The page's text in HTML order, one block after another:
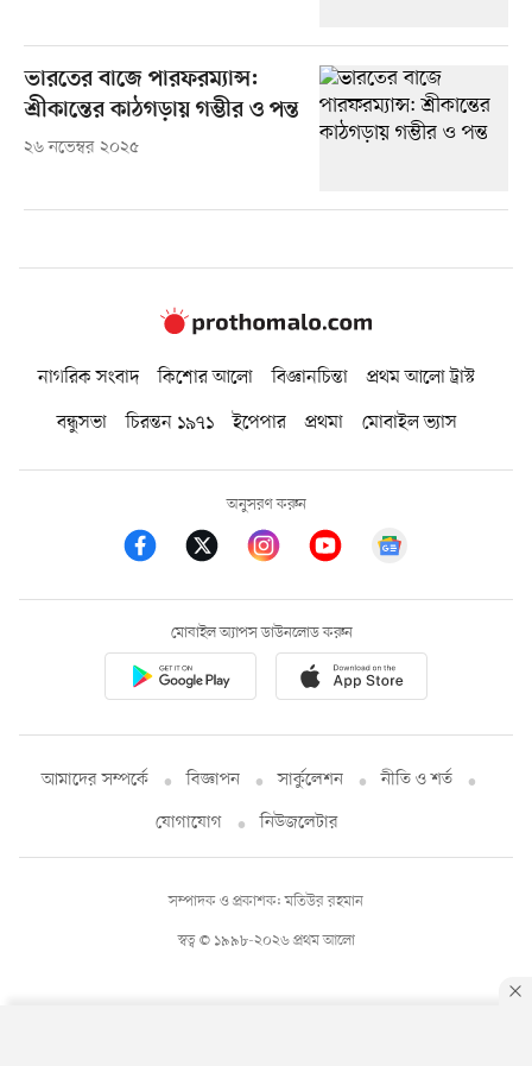
ভারতের বাজে পারফরম্যান্স:
শ্রীকান্তের কাঠগড়ায় গম্ভীর ও পন্ত
২৬ নভেম্বর ২০২৫
নাগরিক সংবাদ কিশোর আলো বিজ্ঞানচিন্তা
প্রথম আলো ট্রাস্ট
বন্ধুসভা
চিরন্তন ১৯৭১ ইপেপার প্রথমা মোবাইল ভ্যাস
অনুসরণ করুন
মোবাইল অ্যাপস ডাউনলোড করুন
আমাদের সম্পর্কে বিজ্ঞাপন সার্কুলেশন
নীতি ও শর্ত
যোগাযোগ
নিউজলেটার
স্বত্ব © ১৯৯৮-২০২৬ প্রথম আলো
সম্পাদক ও প্রকাশক: মতিউর রহমান